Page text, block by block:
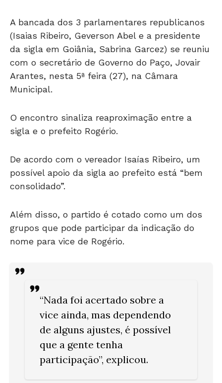
A bancada dos 3 parlamentares republicanos
(Isaias Ribeiro, Geverson Abel e a presidente
da sigla em Goiânia, Sabrina Garcez) se reuniu
com o secretário de Governo do Paço, Jovair
Arantes, nesta 5ª feira (27), na Câmara
Municipal.
O encontro sinaliza reaproximação entre a
sigla e o prefeito Rogério.
De acordo com o vereador Isaías Ribeiro, um
possível apoio da sigla ao prefeito está “bem
consolidado”.
Além disso, o partido é cotado como um dos
grupos que pode participar da indicação do
nome para vice de Rogério.
“Nada foi acertado sobre a
vice ainda, mas dependendo
de alguns ajustes, é possível
que a gente tenha
participação”, explicou.